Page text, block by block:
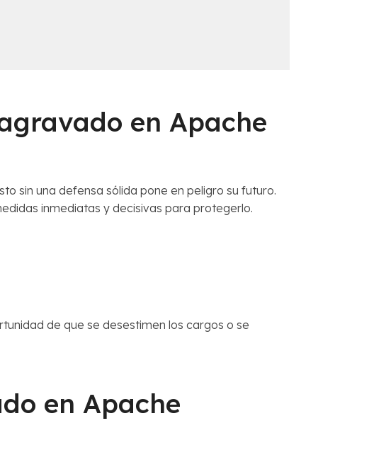
en Apache
sin una defensa sólida pone en peligro su futuro.
inmediatas y decisivas para protegerlo.
de que se desestimen los cargos o se
en Apache